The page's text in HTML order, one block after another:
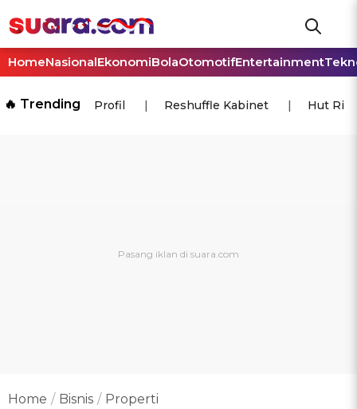
HomeNasionalEkonomiBolaOtomotifEntertainment
🔥 Trending Profil Reshuffle Kabinet Hut Ri
Home Bisnis Properti